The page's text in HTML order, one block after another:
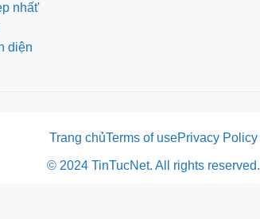
nhất'
diện
Trang chủTerms of usePrivacy Policy
© 2024 TinTucNet. All rights reserved.